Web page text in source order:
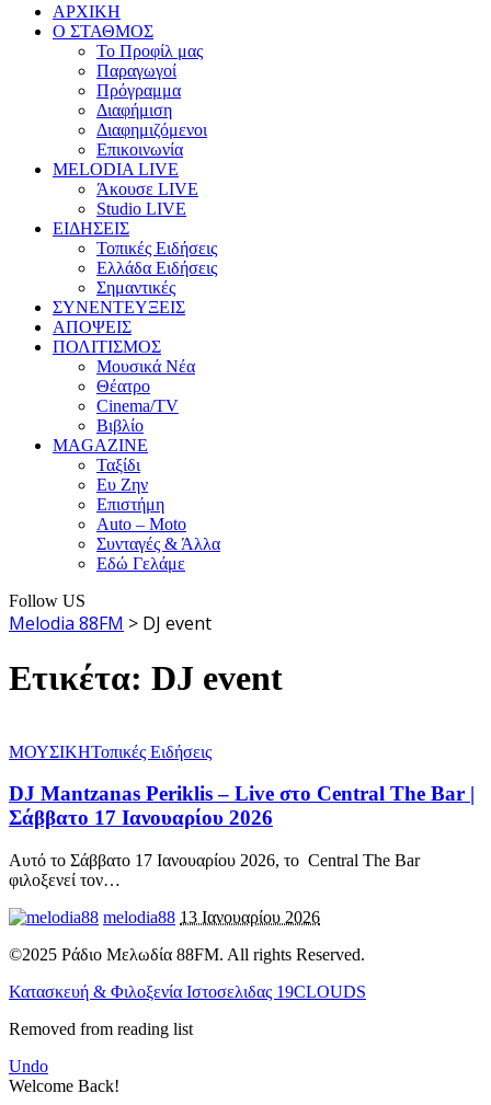
ΑΡΧΙΚΗ
Ο ΣΤΑΘΜΟΣ
Το Προφίλ μας
Παραγωγοί
Πρόγραμμα
Διαφήμιση
Διαφημιζόμενοι
Επικοινωνία
MELODIA LIVE
Άκουσε LIVE
Studio LIVE
ΕΙΔΗΣΕΙΣ
Τοπικές Ειδήσεις
Ελλάδα Ειδήσεις
Σημαντικές
ΣΥΝΕΝΤΕΥΞΕΙΣ
ΑΠΟΨΕΙΣ
ΠΟΛΙΤΙΣΜΟΣ
Μουσικά Νέα
Θέατρο
Cinema/TV
Βιβλίο
MAGAZINE
Ταξίδι
Ευ Ζην
Επιστήμη
Auto – Moto
Συνταγές & Άλλα
Εδώ Γελάμε
Follow US
Melodia 88FM > DJ event
Ετικέτα: DJ event
ΜΟΥΣΙΚΗΤοπικές Ειδήσεις
DJ Mantzanas Periklis – Live στο Central The Bar |
Σάββατο 17 Ιανουαρίου 2026
Αυτό το Σάββατο 17 Ιανουαρίου 2026, το Central The Bar
φιλοξενεί τον…
melodia88 13 Ιανουαρίου 2026
©2025 Ράδιο Μελωδία 88FM. All rights Reserved.
Κατασκευή & Φιλοξενία Ιστοσελιδας 19CLOUDS
Removed from reading list
Undo
Welcome Back!